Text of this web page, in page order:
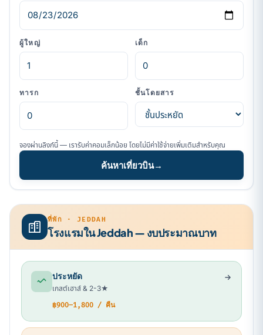
ผู้ใหญ่ เด็ก
ทารก ชั้นโดยสาร
จองผ่านลิงก์นี้ — เรารับค่าคอมเล็กน้อย โดยไม่มีค่าใช้จ่ายเพิ่มเติมสำหรับคุณ
ค้นหาเที่ยวบิน→
ที่พัก · JEDDAH
โรงแรมใน Jeddah — งบประมาณบาท
ประหยัด
เกสต์เฮาส์ & 2-3★
฿900–1,800 / คืน